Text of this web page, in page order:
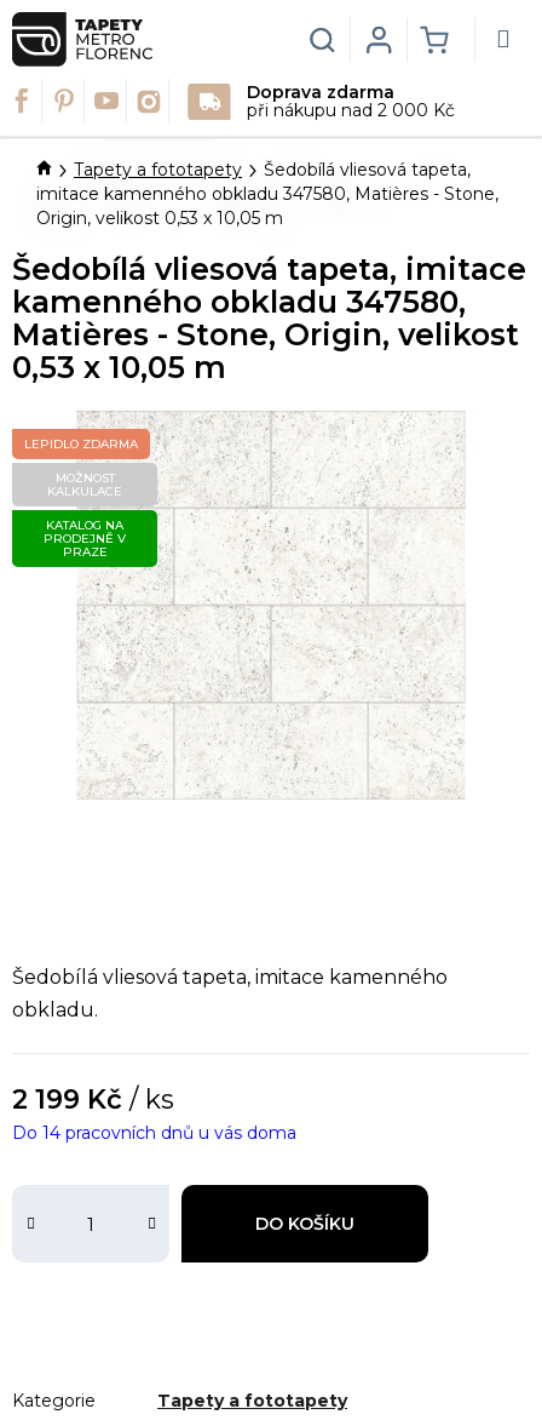
Přejít
na
obsah
Doprava zdarma
při nákupu nad 2 000 Kč
Hledat
KOŠÍK
Login
DomůTapety a fototapety
Šedobílá vliesová tapeta,
imitace kamenného obkladu 347580, Matières - Stone,
Origin, velikost 0,53 x 10,05 m
Šedobílá vliesová tapeta, imitace kamenného
obkladu.
2 199 Kč / ks
DO KOŠÍKU
Do 14 pracovních dnů u vás doma
Kategorie
Tapety a fototapety
Šedobílá vliesová tapeta, imitace
kamenného obkladu 347580,
Matières - Stone, Origin, velikost
0,53 x 10,05 m
LEPIDLO ZDARMA
MOŽNOST
KALKULACE
KATALOG NA
PRODEJNĚ V
PRAZE